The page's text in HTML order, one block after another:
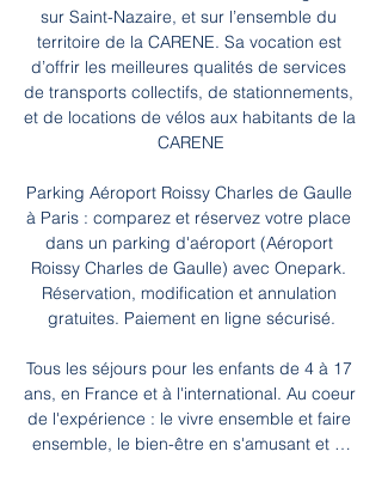
sur Saint-Nazaire, et sur l’ensemble du
territoire de la CARENE. Sa vocation est
d’offrir les meilleures qualités de services
de transports collectifs, de stationnements,
et de locations de vélos aux habitants de la
CARENE
Parking Aéroport Roissy Charles de Gaulle
à Paris : comparez et réservez votre place
dans un parking d'aéroport (Aéroport
Roissy Charles de Gaulle) avec Onepark.
Réservation, modification et annulation
gratuites. Paiement en ligne sécurisé.
Tous les séjours pour les enfants de 4 à 17
ans, en France et à l'international. Au coeur
de l'expérience : le vivre ensemble et faire
ensemble, le bien-être en s'amusant et …